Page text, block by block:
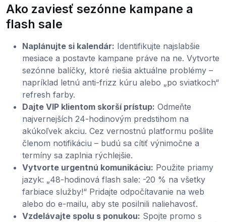
Ako zaviesť sezónne kampane a
flash sale
Naplánujte si kalendár: Identifikujte najslabšie
mesiace a postavte kampane práve na ne. Vytvorte
sezónne balíčky, ktoré riešia aktuálne problémy –
napríklad letnú anti-frizz kúru alebo „po sviatkoch“
refresh farby.
Dajte VIP klientom skorší prístup: Odmeňte
najvernejších 24-hodinovým predstihom na
akúkoľvek akciu. Cez vernostnú platformu pošlite
členom notifikáciu – budú sa cítiť výnimočne a
termíny sa zaplnia rýchlejšie.
Vytvorte urgentnú komunikáciu: Použite priamy
jazyk: „48-hodinová flash sale: -20 % na všetky
farbiace služby!“ Pridajte odpočítavanie na web
alebo do e-mailu, aby ste posilnili naliehavosť.
Vzdelávajte spolu s ponukou: Spojte promo s